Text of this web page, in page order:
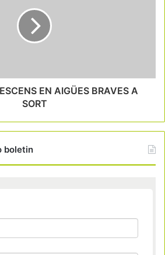
EN AIGÜES BRAVES A
SORT
boletin